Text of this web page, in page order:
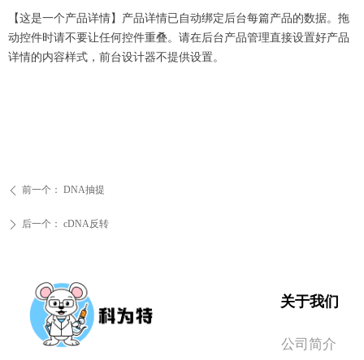
ꄴ 前一个： DNA抽提
ꄲ 后一个： cDNA反转
【这是一个产品详情】产品详情已自动绑定后台每篇产品的数据。拖
动控件时请不要让任何控件重叠。请在后台产品管理直接设置好产品
详情的内容样式，前台设计器不提供设置。
关于我们
公司简介